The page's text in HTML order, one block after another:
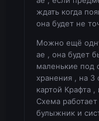
ждать когда
она будет не
Можно ещё
ае , она будет
маленькие под
хранения , на 3
картой Крафта
Схема работает
булыжник и